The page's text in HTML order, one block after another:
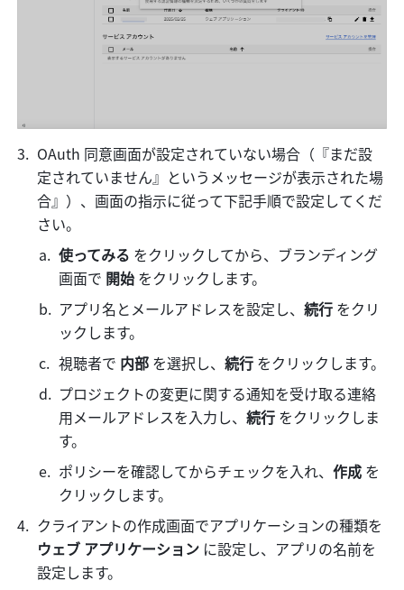
OAuth 同意画面が設定されていない場合（『まだ設
定されていません』というメッセージが表示された場
合』）、画面の指示に従って下記手順で設定してくだ
さい。
使ってみる をクリックしてから、ブランディング
画面で 開始 をクリックします。
アプリ名とメールアドレスを設定し、続行 をクリ
ックします。
視聴者で 内部 を選択し、続行 をクリックします。
プロジェクトの変更に関する通知を受け取る連絡
用メールアドレスを入力し、続行 をクリックしま
す。
ポリシーを確認してからチェックを入れ、作成 を
クリックします。
ウェブ アプリケーション に設定し、アプリの名前を
設定します。